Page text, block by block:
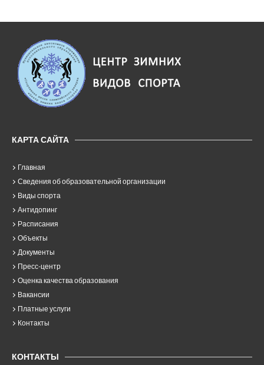
КАРТА САЙТА
Главная
Сведения об образовательной организации
Виды спорта
Антидопинг
Расписания
Объекты
Документы
Пресс-центр
Оценка качества образования
Вакансии
Платные услуги
Контакты
КОНТАКТЫ